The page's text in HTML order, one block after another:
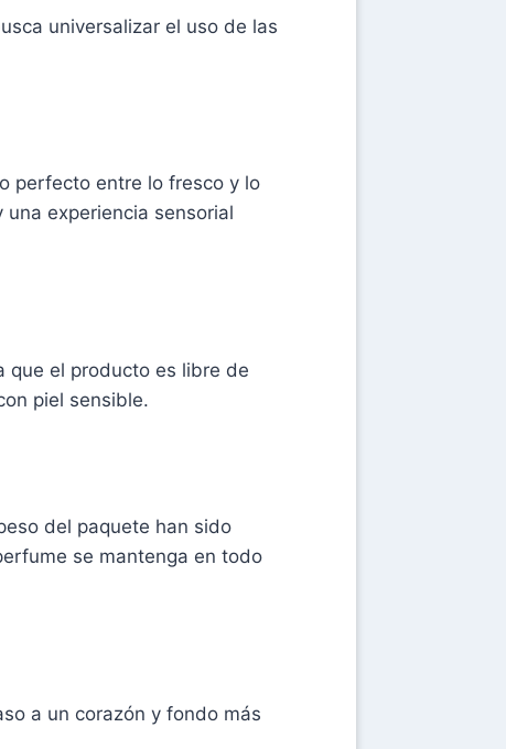
universalizar el uso de las
perfecto entre lo fresco y lo
experiencia sensorial
que el producto es libre de
piel sensible.
del paquete han sido
se mantenga en todo
a un corazón y fondo más